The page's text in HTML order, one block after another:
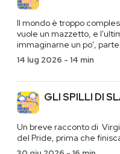
Il mondo è troppo
vuole un mazzetto, e
immaginarne un po',
14 lug 2026 - 14 min
GLI SPILLI DI
Un breve racconto di
del Pride, prima che